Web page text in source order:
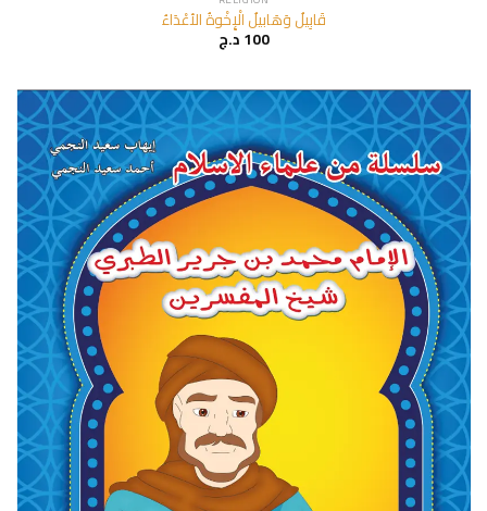
قَابِيلُ وَهَابيلُ الْإِخْوةُ الأعْدَاءُ
100د.ج